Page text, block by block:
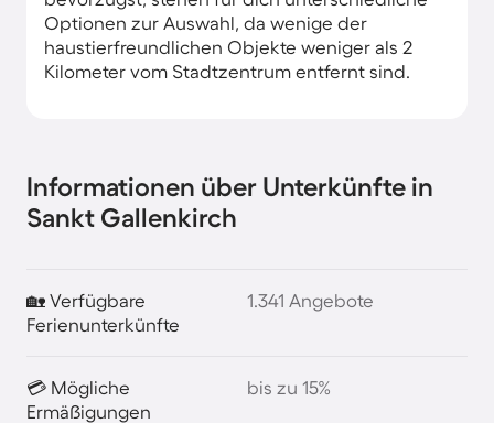
Optionen zur Auswahl, da wenige der
haustierfreundlichen Objekte weniger als 2
Kilometer vom Stadtzentrum entfernt sind.
Informationen über Unterkünfte in
Sankt Gallenkirch
🏡 Verfügbare
Ferienunterkünfte
1.341 Angebote
💳 Mögliche
Ermäßigungen
bis zu 15%